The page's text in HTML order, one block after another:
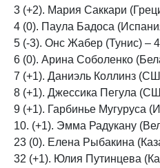
3 (+2). Мария Саккари
4 (0). Паула Бадоса
5 (-3). Онс Жабер (Тунис) – 4
6 (0). Арина Соболенко
7 (+1). Даниэль Коллинз
8 (+1). Джессика Пегула
9 (+1). Гарбинье Мугуруса
10. (+1). Эмма Радукану
23 (0). Елена Рыбакина
32 (+1). Юлия Путинцева